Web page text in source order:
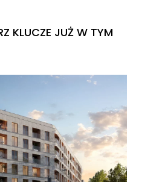
KLUCZE JUŻ W TYM